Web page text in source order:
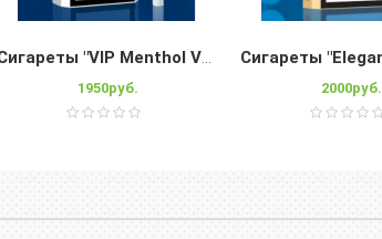
Сигареты "VIP Menthol V3" Slims
1950руб. 2000руб.